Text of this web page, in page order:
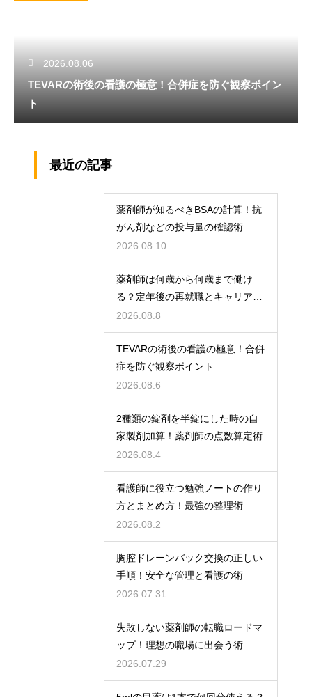
2026.08.06
TEVARの術後の看護の極意！合併症を防ぐ観察ポイン
ト
最近の記事
薬剤師が知るべきBSAの計算！抗
がん剤などの投与量の確認術
2026.08.10
薬剤師は何歳から何歳まで働け
る？定年後の再就職とキャリアの
術
2026.08.8
TEVARの術後の看護の極意！合併
症を防ぐ観察ポイント
2026.08.6
2種類の錠剤を半錠にした時の自
家製剤加算！薬剤師の点数算定術
2026.08.4
看護師に役立つ勉強ノートの作り
方とまとめ方！最強の整理術
2026.08.2
胸腔ドレーンバック交換の正しい
手順！安全な管理と看護の術
2026.07.31
失敗しない薬剤師の転職ロードマ
ップ！理想の職場に出会う術
2026.07.29